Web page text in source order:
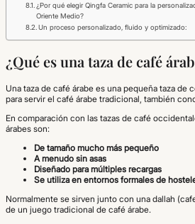
¿Por qué elegir Qingfa Ceramic para la
Oriente Medio?
Un proceso personalizado, fluido y optimizado:
¿Qué es una taza de café
Una taza de café árabe es una pequeña taza de
para servir el café árabe tradicional, también
En comparación con las tazas de café
árabes son:
De tamaño mucho más pequeño
A menudo sin asas
Diseñado para múltiples recargas
Se utiliza en entornos formales de
Normalmente se sirven junto con una dallah
de un juego tradicional de café árabe.